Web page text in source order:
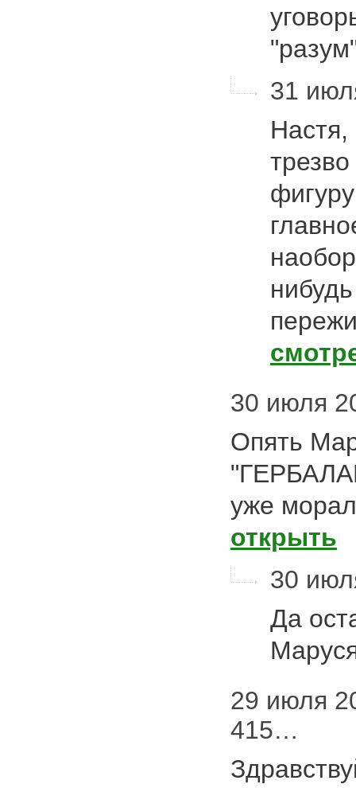
31
Настя,
30 июля
Опять
уже
открыть
30
Да
29 июля
415…